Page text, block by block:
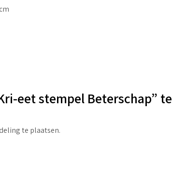
eet stempel Beterschap” te
te plaatsen.